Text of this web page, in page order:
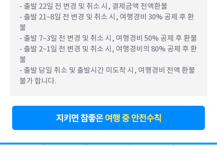
- 출발 22일 전 변경 및 취소 시, 결제금액 전액환불
- 출발 21~8일 전 변경 및 취소 시, 여행경비 30% 공제 후 환
불
- 출발 7~3일 전 변경 및 취소 시, 여행경비 50% 공제 후 환불
- 출발 2~1일 전 변경 및 취소 시, 여행경비의 80% 공제 후 환
불
- 출발 당일 취소 및 출발시간 미도착 시, 여행경비 전액 환불
불가 합니다.